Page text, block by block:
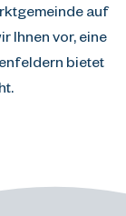
auf
Ihnen vor, eine
bietet